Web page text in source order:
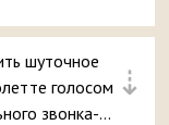
⇣
шуточное
голосом
звонка-